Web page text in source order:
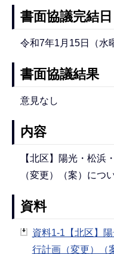
書面協議完結日
令和7年1月15日（水
書面協議結果
意見なし
内容
【北区】陽光・松浜
（変更）（案）につ
資料
資料1-1【北区】
行計画（変更）（